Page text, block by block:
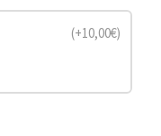
(+10,00€)